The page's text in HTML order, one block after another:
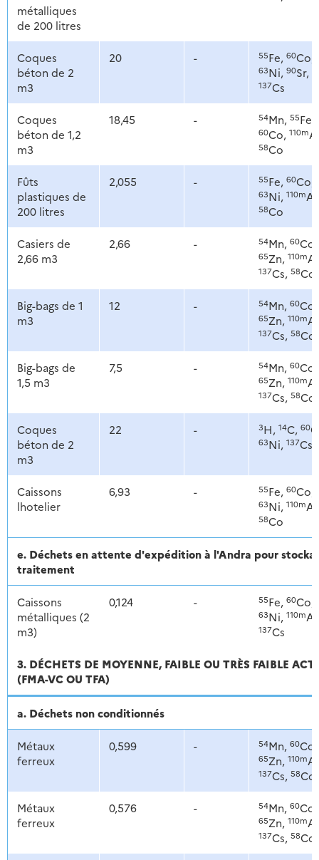
métalliques
de 200 litres
Coques
béton de 2
m3
20 - 55Fe, 60Co,
63Ni, 90Sr,
137Cs
Coques
béton de 1,2
m3
18,45 - 54Mn, 55Fe,
60Co, 110m
58Co
Fûts
plastiques de
200 litres
2,055 - 55Fe, 60Co,
63Ni, 110m
58Co
Casiers de
2,66 m3
2,66 - 54Mn, 60Co,
65Zn, 110m
137Cs, 58Co
Big-bags de 1
m3
12 - 54Mn, 60Co,
65Zn, 110m
137Cs, 58Co
Big-bags de
1,5 m3
7,5 - 54Mn, 60Co,
65Zn, 110m
137Cs, 58Co
Coques
béton de 2
m3
22 - 3H, 14C, 60
63Ni, 137Cs
Caissons
lhotelier
6,93 - 55Fe, 60Co,
63Ni, 110m
58Co
e. Déchets en attente d'expédition à l'Andra pour
traitement
Caissons
métalliques (2
m3)
0,124 - 55Fe, 60Co,
63Ni, 110m
137Cs
3. DÉCHETS DE MOYENNE, FAIBLE OU TRÈS FAIBLE
(FMA-VC OU TFA)
a. Déchets non conditionnés
Métaux
ferreux
0,599 - 54Mn, 60Co,
65Zn, 110m
137Cs, 58Co
Métaux
ferreux
0,576 - 54Mn, 60Co,
65Zn, 110m
137Cs, 58Co